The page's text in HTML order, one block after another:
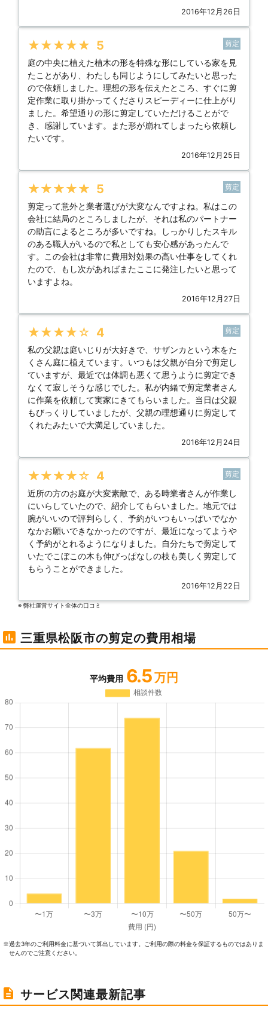
2016年12月26日
★★★★★ 5 剪定
庭の中央に植えた植木の形を特殊な形にしている家を見
たことがあり、わたしも同じようにしてみたいと思った
ので依頼しました。理想の形を伝えたところ、すぐに剪
定作業に取り掛かってくださりスピーディーに仕上がり
ました。希望通りの形に剪定していただけることがで
き、感謝しています。また形が崩れてしまったら依頼し
たいです。
2016年12月25日
★★★★★ 5 剪定
剪定って意外と業者選びが大変なんですよね。私はこの
会社に結局のところしましたが、それは私のパートナー
の助言によるところが多いですね。しっかりしたスキル
のある職人がいるので私としても安心感があったんで
す。この会社は非常に費用対効果の高い仕事をしてくれ
たので、もし次があればまたここに発注したいと思って
いますよね。
2016年12月27日
★★★★★ 4 剪定
私の父親は庭いじりが大好きで、サザンカという木をた
くさん庭に植えています。いつもは父親が自分で剪定し
ていますが、最近では体調も悪くて思うように剪定でき
なくて寂しそうな感じでした。私が内緒で剪定業者さん
に作業を依頼して実家にきてもらいました。当日は父親
もびっくりしていましたが、父親の理想通りに剪定して
くれたみたいで大満足していました。
2016年12月24日
★★★★★ 4 剪定
近所の方のお庭が大変素敵で、ある時業者さんが作業し
にいらしていたので、紹介してもらいました。地元では
腕がいいので評判らしく、予約がいつもいっぱいでなか
なかお願いできなかったのですが、最近になってようや
く予約がとれるようになりました。自分たちで剪定して
いたでこぼこの木も伸びっぱなしの枝も美しく剪定して
もらうことができました。
2016年12月22日
※ 弊社運営サイト全体の⼝コミ
三重県松阪市の剪定の費用相場
平均費用 6.5 万円
※過去3年のご利⽤料⾦に基づいて算出しています。ご利⽤の際の料⾦を保証するものではありま
せんのでご注意ください。
サービス関連最新記事